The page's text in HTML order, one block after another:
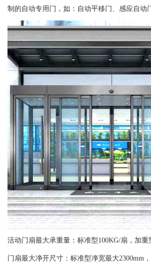
制的自动专用门，如：自动平移门、感应自动
活动门扇最大承重量：标准型100KG/扇，加重
门扇最大净开尺寸：标准型净宽最大2300mm